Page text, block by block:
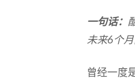
一句话：
未来6个
曾经一度